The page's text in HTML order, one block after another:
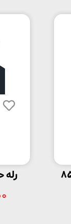
رله